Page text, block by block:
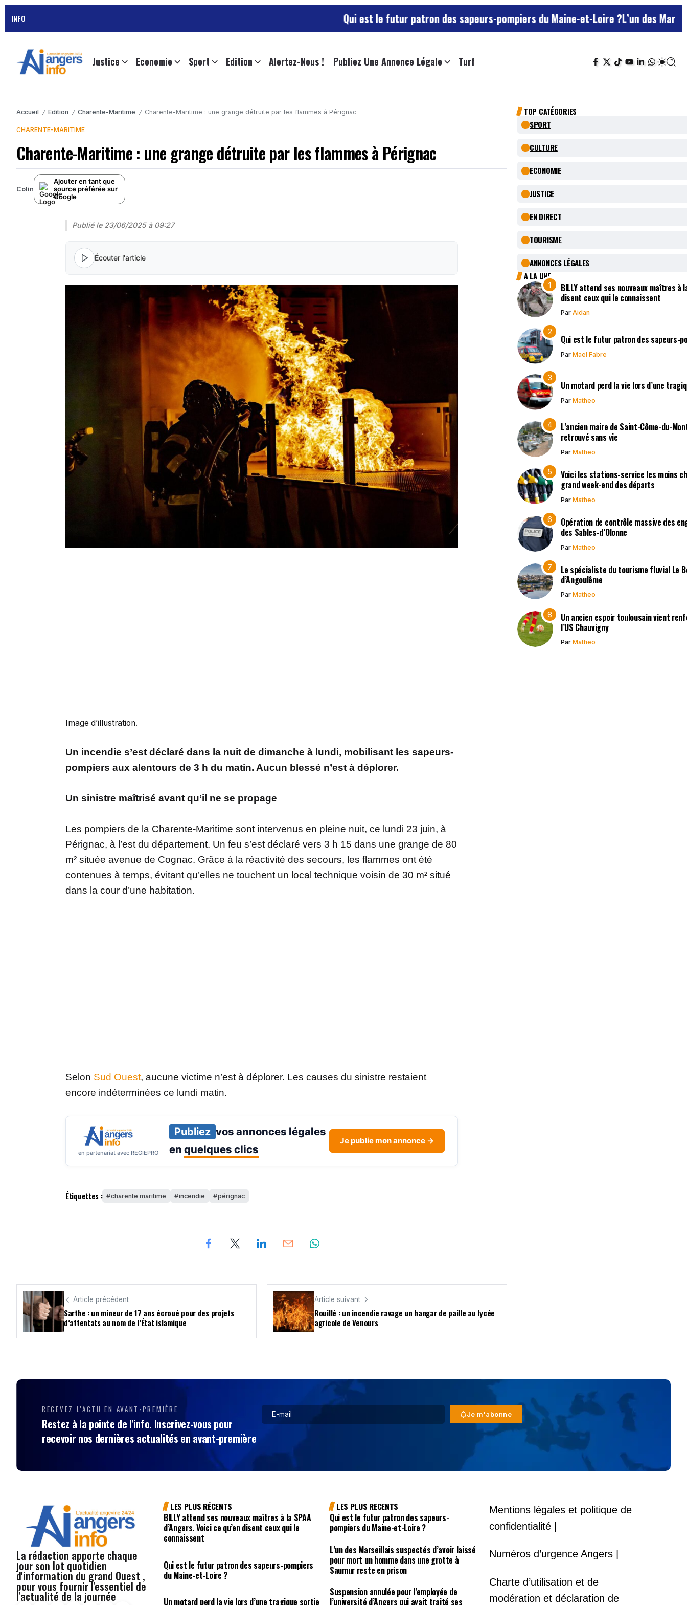
INFO Qui est le futur patron des sapeurs-pompiers du Maine-et-Loire ?L’un des Marseillais
Justice Economie Sport Edition Alertez-Nous ! Publiez Une Annonce Légale Turf
Accueil / Edition / Charente-Maritime / Charente-Maritime : une grange détruite par les flammes à Pérignac
CHARENTE-MARITIME
Charente-Maritime : une grange détruite par les flammes à Pérignac
Colin
Ajouter en tant que
source préférée sur
Google
Publié le 23/06/2025 à 09:27
Écouter l'article
Image d’illustration.
Un incendie s’est déclaré dans la nuit de dimanche à lundi, mobilisant les sapeurs-
pompiers aux alentours de 3 h du matin. Aucun blessé n’est à déplorer.
Un sinistre maîtrisé avant qu’il ne se propage
Les pompiers de la Charente-Maritime sont intervenus en pleine nuit, ce lundi 23 juin, à
Pérignac, à l’est du département. Un feu s’est déclaré vers 3 h 15 dans une grange de 80
m² située avenue de Cognac. Grâce à la réactivité des secours, les flammes ont été
contenues à temps, évitant qu’elles ne touchent un local technique voisin de 30 m² situé
dans la cour d’une habitation.
Selon Sud Ouest, aucune victime n’est à déplorer. Les causes du sinistre restaient
encore indéterminées ce lundi matin.
en partenariat avec REGIEPRO
Publiez vos annonces légales
en quelques clics
Je publie mon annonce →
Étiquettes : charente maritime incendie pérignac
Article précédent
Sarthe : un mineur de 17 ans écroué pour des projets
d’attentats au nom de l’État islamique
Article suivant
Rouillé : un incendie ravage un hangar de paille au lycée
agricole de Venours
TOP CATÉGORIES
SPORT
CULTURE
ECONOMIE
JUSTICE
EN DIRECT
TOURISME
ANNONCES LÉGALES
A LA UNE
BILLY attend ses nouveaux maîtres à
disent ceux qui le connaissent
Par Aidan
Qui est le futur patron des sapeurs-
Par Mael Fabre
Un motard perd la vie lors d’une
Par Matheo
L’ancien maire de Saint-Côme-du-
retrouvé sans vie
Par Matheo
Voici les stations-service les moins
grand week-end des départs
Par Matheo
Opération de contrôle massive des
des Sables-d’Olonne
Par Matheo
Le spécialiste du tourisme fluvial Le
d’Angoulême
Par Matheo
Un ancien espoir toulousain vient
l’US Chauvigny
Par Matheo
RECEVEZ L'ACTU EN AVANT-PREMIÈRE
Restez à la pointe de l'info. Inscrivez-vous pour
recevoir nos dernières actualités en avant-première
Je m'abonne
La rédaction apporte chaque
jour son lot quotidien
d'information du grand Ouest ,
pour vous fournir l'essentiel de
l'actualité de la journée
LES PLUS RÉCENTS
BILLY attend ses nouveaux maîtres à la SPAA
d’Angers. Voici ce qu’en disent ceux qui le
connaissent
Qui est le futur patron des sapeurs-pompiers
du Maine-et-Loire ?
Un motard perd la vie lors d’une tragique sortie
LES PLUS RECENTS
Qui est le futur patron des sapeurs-
pompiers du Maine-et-Loire ?
L’un des Marseillais suspectés d’avoir laissé
pour mort un homme dans une grotte à
Saumur reste en prison
Suspension annulée pour l’employée de
l’université d’Angers qui avait traité ses
Mentions légales et politique de
confidentialité |
Numéros d’urgence Angers |
Charte d’utilisation et de
modération et déclaration de